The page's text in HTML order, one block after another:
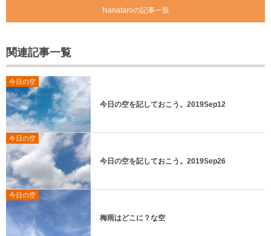
Nanataroの記事一覧
関連記事一覧
今日の空
今日の空を記しておこう。2019Sep12
今日の空
今日の空を記しておこう。2019Sep26
今日の空
梅雨はどこに？な空